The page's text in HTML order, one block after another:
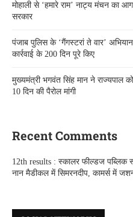
मोहाली से ‘हमारे राम’ नाट्य मंचन का
सरकार
पंजाब पुलिस के ‘गैंगस्टरां ते वार’
कार्रवाई के 200 दिन पूरे किए
मुख्यमंत्री भगवंत सिंह मान ने राज्यपाल
10 दिन की पैरोल मांगी
Recent Comments
12th results : स्कालर फील्डज पब्लिक
नान मैडीकल में सिमरनदीप, कामर्स में